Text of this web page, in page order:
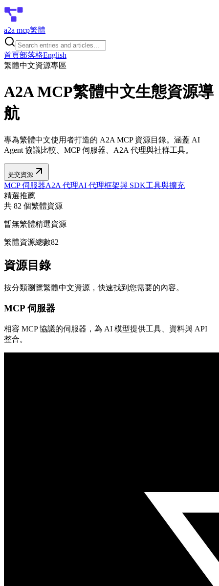
a2a mcp繁體
首頁部落格English
繁體中文資源專區
A2A MCP繁體中文生態資源導
航
專為繁體中文使用者打造的 A2A MCP 資源目錄。涵蓋 AI
Agent 協議比較、MCP 伺服器、A2A 代理與社群工具。
提交資源
MCP 伺服器A2A 代理AI 代理框架與 SDK工具與擴充
精選推薦
共 82 個繁體資源
暫無繁體精選資源
繁體資源總數82
資源目錄
按分類瀏覽繁體中文資源，快速找到您需要的內容。
MCP 伺服器
相容 MCP 協議的伺服器，為 AI 模型提供工具、資料與 API
整合。